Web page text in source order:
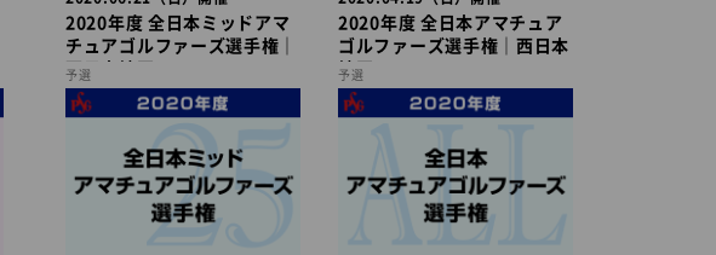
2020年度 全日本ミッドアマ
チュアゴルファーズ選手権｜
西日本地区
予選
2020年度 全日本アマチュア
ゴルファーズ選手権｜西日本
地区
予選